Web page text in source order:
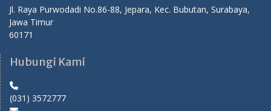
Jl. Raya Purwodadi No.86-88, Jepara, Kec. Bubutan, Surabaya,
Jawa Timur
60171
Hubungi Kami
(031) 3572777